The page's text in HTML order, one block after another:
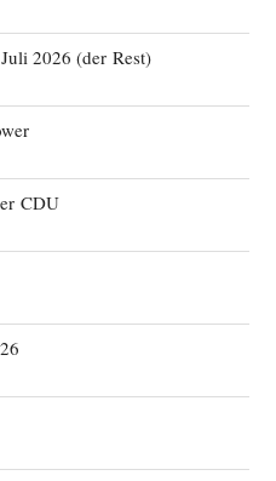
2026 (der Rest)
CDU